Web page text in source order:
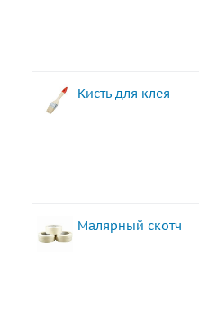
Кисть для клея
Малярный скотч